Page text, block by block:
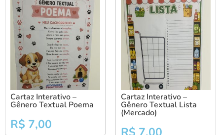
Cartaz Interativo –
Gênero Textual Poema
R$ 7,00
Cartaz Interativo –
Gênero Textual Lista
(Mercado)